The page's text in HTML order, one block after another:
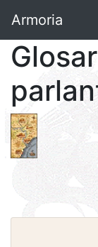
Armoria